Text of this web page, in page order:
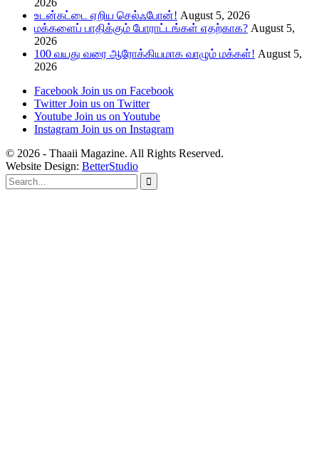
உடன்கட்டை ஏறிய செல்ஃபோன்! August 5, 2026
மக்களைப் பாதிக்கும் போராட்டங்கள் எதற்காக? August 5,
2026
100 வயது வரை ஆரோக்கியமாக வாழும் மக்கள்! August 5,
2026
Facebook Join us on Facebook
Twitter Join us on Twitter
Youtube Join us on Youtube
Instagram Join us on Instagram
© 2026 - Thaaii Magazine. All Rights Reserved.
Website Design: BetterStudio